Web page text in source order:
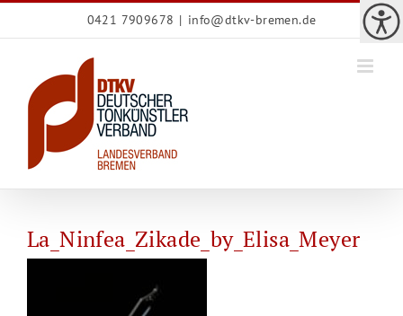
0421 7909678 | info@dtkv-bremen.de
La_Ninfea_Zikade_by_Elisa_Meyer